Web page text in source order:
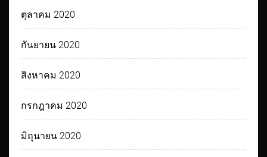
ตุลาคม 2020
กันยายน 2020
สิงหาคม 2020
กรกฎาคม 2020
มิถุนายน 2020